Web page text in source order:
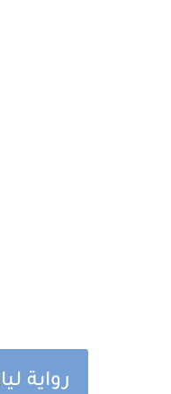
رواية